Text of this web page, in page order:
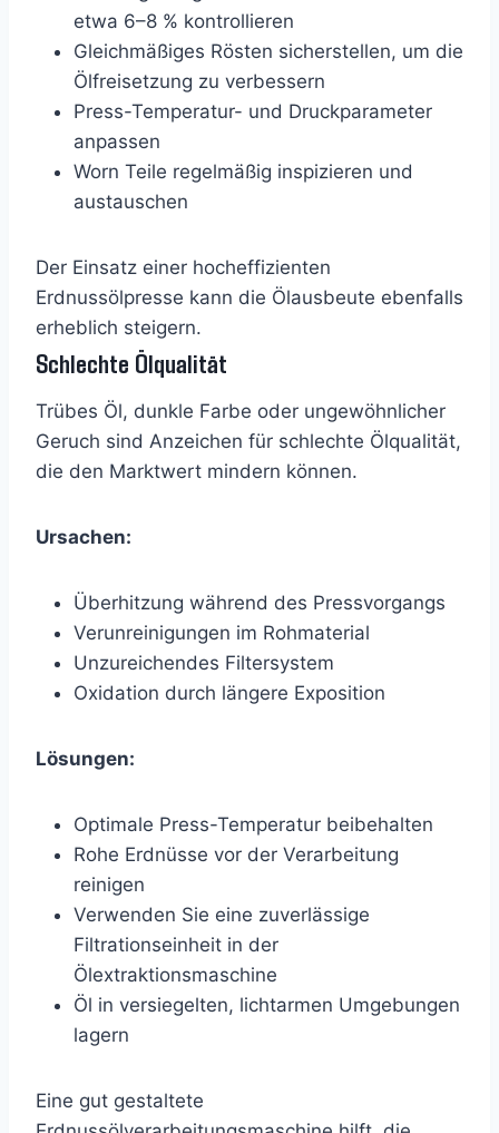
etwa 6–8 % kontrollieren
Gleichmäßiges Rösten sicherstellen, um die
Ölfreisetzung zu verbessern
Press-Temperatur- und Druckparameter
anpassen
Worn Teile regelmäßig inspizieren und
austauschen
Der Einsatz einer hocheffizienten
Erdnussölpresse kann die Ölausbeute ebenfalls
erheblich steigern.
Schlechte Ölqualität
Trübes Öl, dunkle Farbe oder ungewöhnlicher
Geruch sind Anzeichen für schlechte Ölqualität,
die den Marktwert mindern können.
Ursachen:
Überhitzung während des Pressvorgangs
Verunreinigungen im Rohmaterial
Unzureichendes Filtersystem
Oxidation durch längere Exposition
Lösungen:
Optimale Press-Temperatur beibehalten
Rohe Erdnüsse vor der Verarbeitung
reinigen
Verwenden Sie eine zuverlässige
Filtrationseinheit in der
Ölextraktionsmaschine
Öl in versiegelten, lichtarmen Umgebungen
lagern
Eine gut gestaltete